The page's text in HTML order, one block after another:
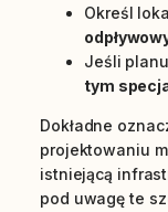
Określ
Jeśli
tym
Dokładne
projektowaniu
istniejącą
pod uwagę te